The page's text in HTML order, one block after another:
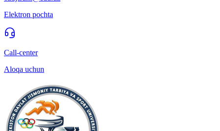
Elektron pochta
Call-center
Aloqa uchun